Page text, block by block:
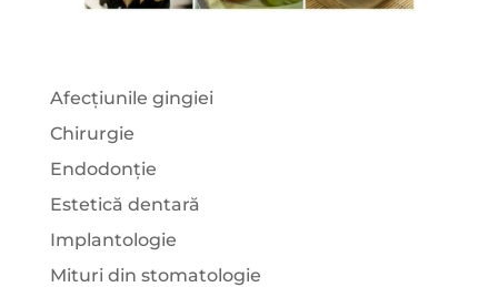
Afecțiunile gingiei
Chirurgie
Endodonție
Estetică dentară
Implantologie
Mituri din stomatologie